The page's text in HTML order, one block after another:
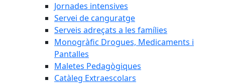
Jornades intensives
Servei de canguratge
Serveis adreçats a les famílies
Monogràfic Drogues, Medicaments i
Pantalles
Maletes Pedagògiques
Catàleg Extraescolars